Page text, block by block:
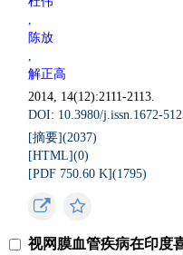
,
陈放
,
解正高
2014, 14(12):2111-2113.
DOI: 10.3980/j.issn.1672-
[摘要](2037)
[HTML](0)
[PDF 750.60 K](1795)
视网膜血管疾病在印度